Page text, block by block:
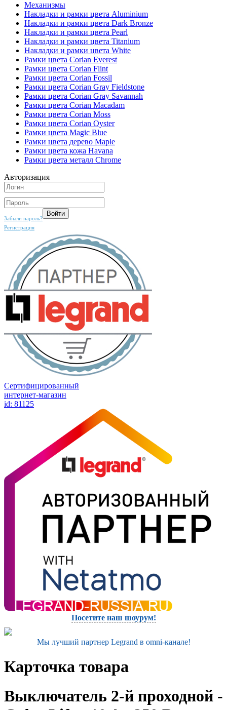
Механизмы
Накладки и рамки цвета Aluminium
Накладки и рамки цвета Dark Bronze
Накладки и рамки цвета Pearl
Накладки и рамки цвета Titanium
Накладки и рамки цвета White
Рамки цвета Corian Everest
Рамки цвета Corian Flint
Рамки цвета Corian Fossil
Рамки цвета Corian Gray Fieldstone
Рамки цвета Corian Gray Savannah
Рамки цвета Corian Macadam
Рамки цвета Corian Moss
Рамки цвета Corian Oyster
Рамки цвета Magic Blue
Рамки цвета дерево Maple
Рамки цвета кожа Havana
Рамки цвета металл Chrome
Авторизация
Забыли пароль?
Регистрация
Сертифицированный
интернет-магазин
id: 81125
Посетите наш шоурум!
Мы лучший партнер Legrand в omni-канале!
Карточка товара
Выключатель 2-й проходной -